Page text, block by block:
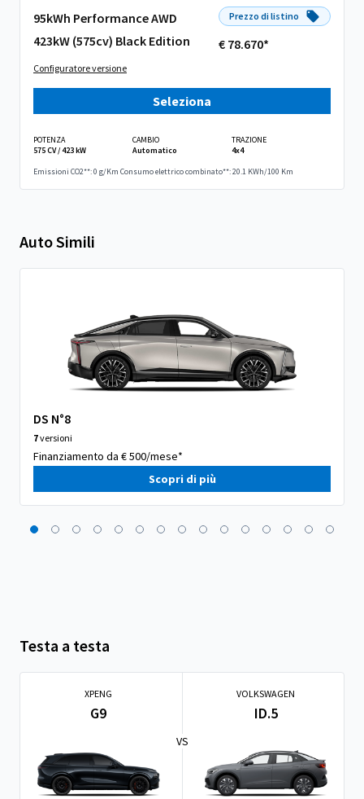
95kWh Performance AWD
423kW (575cv) Black Edition
Configuratore versione
Prezzo di listino
€ 78.670*
Seleziona
POTENZA
575 CV / 423 kW
CAMBIO
Automatico
TRAZIONE
4x4
Emissioni CO2**: 0 g/Km Consumo elettrico combinato**: 20.1 KWh/100 Km
Auto Simili
DS N°8
7versioni
Finanziamento da € 500/mese*
Scopri di più
Testa a testa
XPENG
G9
VS
VOLKSWAGEN
ID.5